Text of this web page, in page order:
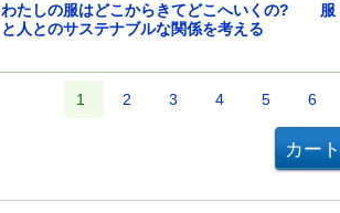
わたしの服はどこからきてどこへいくの? 服
と人とのサステナブルな関係を考える
1 2 3 4 5 6